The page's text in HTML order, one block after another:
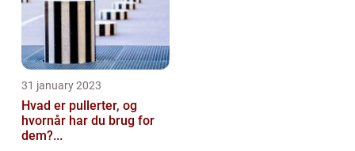
31 january 2023
Hvad er pullerter, og
hvornår har du brug for
dem?...